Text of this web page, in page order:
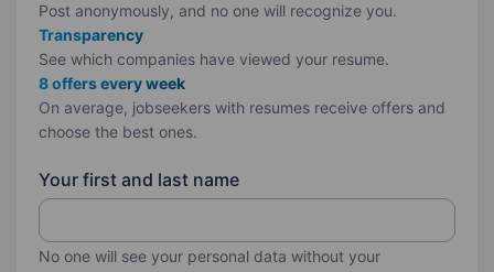
Post anonymously, and no one will recognize you.
Transparency
See which companies have viewed your resume.
8 offers every week
On average, jobseekers with resumes receive offers and
choose the best ones.
Your first and last name
No one will see your personal data without your